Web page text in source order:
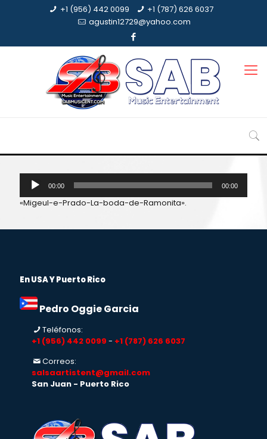
+1 (956) 442 0099
+1 (787) 626 6037
agustin12729@yahoo.com
Reproductor
audio
00:00 00:00
«Migeul-e-Prado-La-boda-de-Ramonita».
En USA Y Puerto Rico
Pedro Oggie Garcia
Teléfonos:
+1 (956) 442 0099 - +1 (787) 626 6037
Correos:
salsaartistent@gmail.com
San Juan - Puerto Rico